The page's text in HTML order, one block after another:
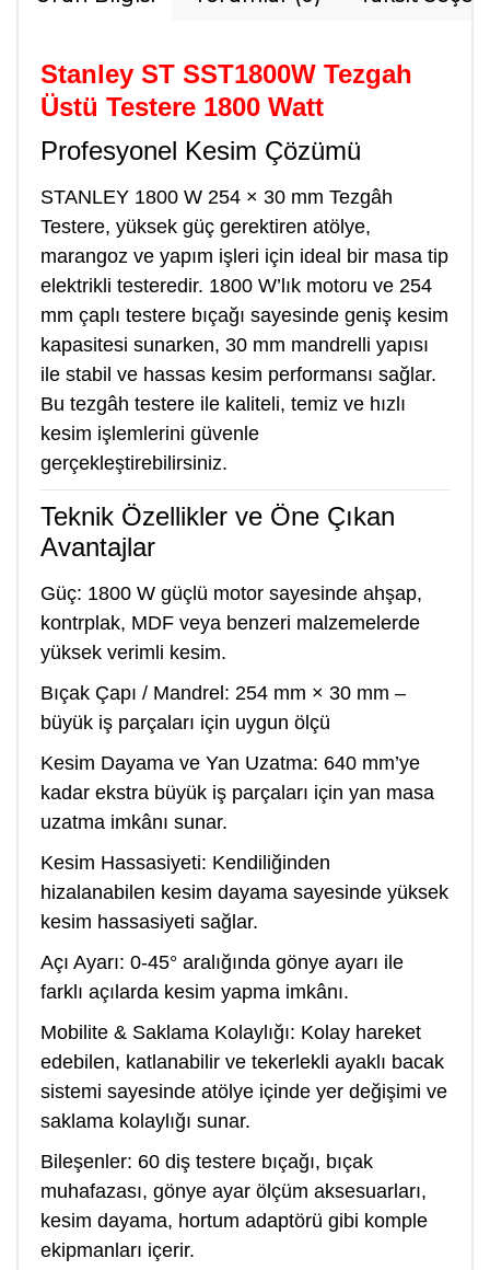
Stanley ST SST1800W Tezgah
Üstü Testere 1800 Watt
Profesyonel Kesim Çözümü
STANLEY 1800 W 254 × 30 mm Tezgâh
Testere, yüksek güç gerektiren atölye,
marangoz ve yapım işleri için ideal bir masa tip
elektrikli testeredir. 1800 W’lık motoru ve 254
mm çaplı testere bıçağı sayesinde geniş kesim
kapasitesi sunarken, 30 mm mandrelli yapısı
ile stabil ve hassas kesim performansı sağlar.
Bu tezgâh testere ile kaliteli, temiz ve hızlı
kesim işlemlerini güvenle
gerçekleştirebilirsiniz.
Teknik Özellikler ve Öne Çıkan
Avantajlar
Güç: 1800 W güçlü motor sayesinde ahşap,
kontrplak, MDF veya benzeri malzemelerde
yüksek verimli kesim.
Bıçak Çapı / Mandrel: 254 mm × 30 mm –
büyük iş parçaları için uygun ölçü
Kesim Dayama ve Yan Uzatma: 640 mm’ye
kadar ekstra büyük iş parçaları için yan masa
uzatma imkânı sunar.
Kesim Hassasiyeti: Kendiliğinden
hizalanabilen kesim dayama sayesinde yüksek
kesim hassasiyeti sağlar.
Açı Ayarı: 0-45° aralığında gönye ayarı ile
farklı açılarda kesim yapma imkânı.
Mobilite & Saklama Kolaylığı: Kolay hareket
edebilen, katlanabilir ve tekerlekli ayaklı bacak
sistemi sayesinde atölye içinde yer değişimi ve
saklama kolaylığı sunar.
Bileşenler: 60 diş testere bıçağı, bıçak
muhafazası, gönye ayar ölçüm aksesuarları,
kesim dayama, hortum adaptörü gibi komple
ekipmanları içerir.